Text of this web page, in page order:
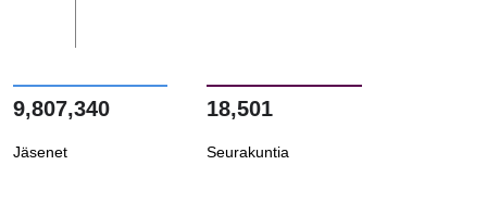
9,807,340
Jäsenet
18,501
Seurakuntia